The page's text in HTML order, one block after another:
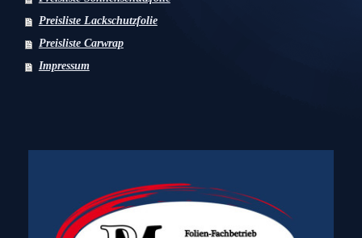
Preisliste Lackschutzfolie
Preisliste Carwrap
Impressum